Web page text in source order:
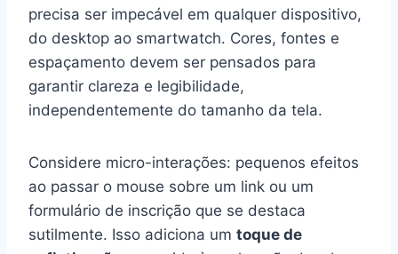
precisa ser impecável em qualquer dispositivo,
do desktop ao smartwatch. Cores, fontes e
espaçamento devem ser pensados para
garantir clareza e legibilidade,
independentemente do tamanho da tela.
Considere micro-interações: pequenos efeitos
ao passar o mouse sobre um link ou um
formulário de inscrição que se destaca
sutilmente. Isso adiciona um toque de